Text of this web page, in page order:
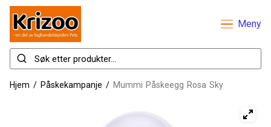
Meny
Hjem / Påskekampanje / Mummi Påskeegg Rosa Sky